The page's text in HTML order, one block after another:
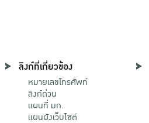
ลิงก์ที่เกี่ยวข้อง
หมายเลขโทรศัพท์
ลิงก์ด่วน
แผนที่ มก.
แผนผังเว็บไซต์